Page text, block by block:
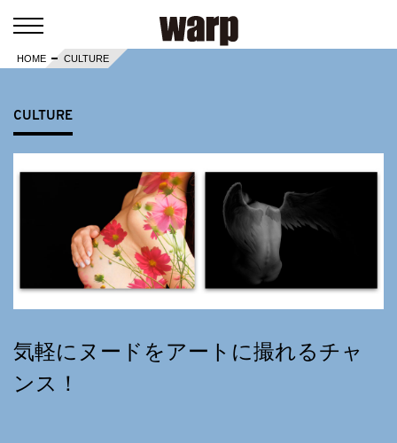
HOME CULTURE
CULTURE
気軽にヌードをアートに撮れるチャ
ンス！